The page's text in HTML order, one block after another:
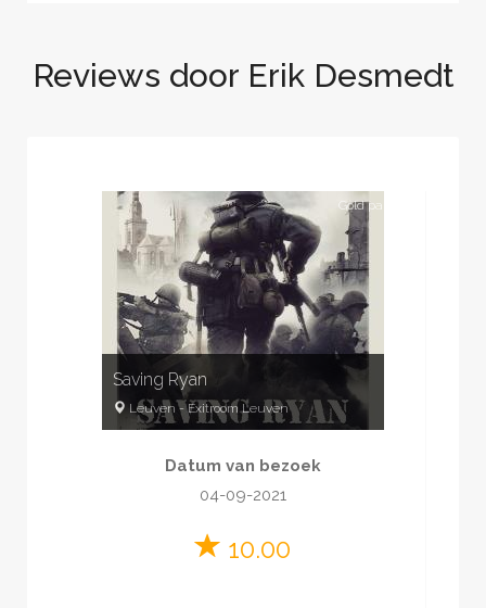
Reviews door Erik Desmedt
Gold partner
Saving Ryan
Leuven -Exitroom Leuven
Datum van bezoek
04-09-2021
10.00